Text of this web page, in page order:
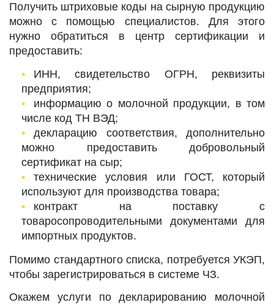
Получить штриховые коды на сырную продукцию
можно с помощью специалистов. Для этого
нужно обратиться в центр сертификации и
предоставить:
ИНН, свидетельство ОГРН, реквизиты
предприятия;
информацию о молочной продукции, в том
числе код ТН ВЭД;
декларацию соответствия, дополнительно
можно предоставить добровольный
сертификат на сыр;
технические условия или ГОСТ, который
используют для производства товара;
контракт на поставку с
товаросопроводительными документами для
импортных продуктов.
Помимо стандартного списка, потребуется УКЭП,
чтобы зарегистрироваться в системе ЧЗ.
Окажем услуги по декларированию молочной